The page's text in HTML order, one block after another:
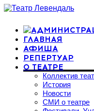
ГЛАВНАЯ
АФИША
РЕПЕРТУАР
О ТЕАТРЕ
Коллектив
История
Новости
СМИ о театре